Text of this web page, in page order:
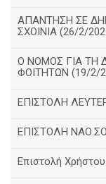
ΑΠΑΝΤΗΣΗ ΣΕ
ΣΧΟΙΝΙΑ (26/2/
Ο ΝΟΜΟΣ ΓΙΑ ΤΗ
ΦΟΙΤΗΤΩΝ (19/2/
ΕΠΙΣΤΟΛΗ
ΕΠΙΣΤΟΛΗ
Επιστολή